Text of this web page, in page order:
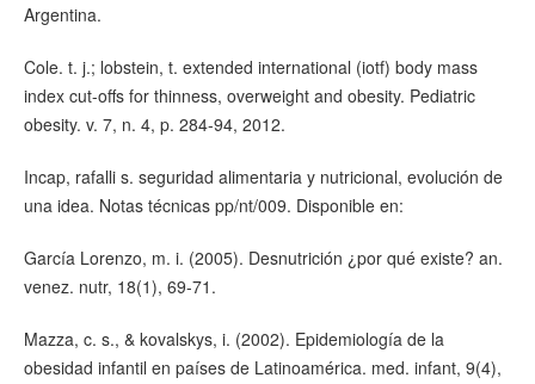
Argentina.
Cole. t. j.; lobstein, t. extended international (iotf) body mass
index cut-offs for thinness, overweight and obesity. Pediatric
obesity. v. 7, n. 4, p. 284-94, 2012.
Incap, rafalli s. seguridad alimentaria y nutricional, evolución de
una idea. Notas técnicas pp/nt/009. Disponible en:
García Lorenzo, m. i. (2005). Desnutrición ¿por qué existe? an.
venez. nutr, 18(1), 69-71.
Mazza, c. s., & kovalskys, i. (2002). Epidemiología de la
obesidad infantil en países de Latinoamérica. med. infant, 9(4),